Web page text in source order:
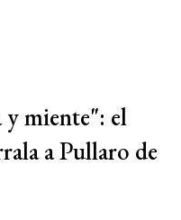
miente": el
a Pullaro de